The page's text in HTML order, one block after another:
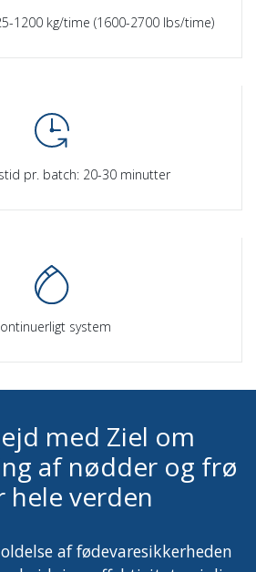
1200 kg/time (1600-2700 lbs/time)
pr. batch: 20-30 minutter
system
med Ziel om
af nødder og frø
hele verden
af fødevaresikkerheden